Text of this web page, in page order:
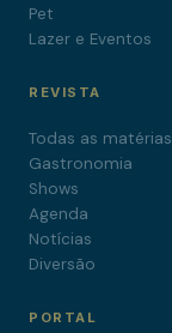
Pet
Lazer e Eventos
REVISTA
Todas as matérias
Gastronomia
Shows
Agenda
Notícias
Diversão
PORTAL